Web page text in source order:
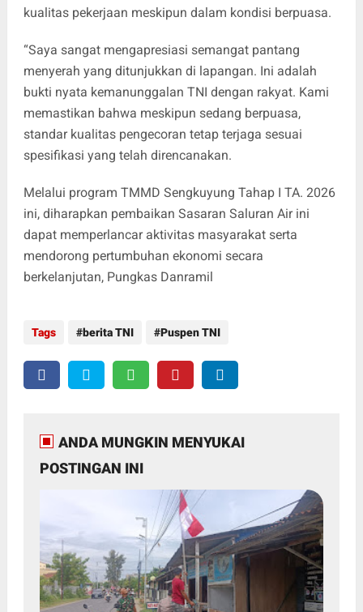
kualitas pekerjaan meskipun dalam kondisi berpuasa.
“Saya sangat mengapresiasi semangat pantang
menyerah yang ditunjukkan di lapangan. Ini adalah
bukti nyata kemanunggalan TNI dengan rakyat. Kami
memastikan bahwa meskipun sedang berpuasa,
standar kualitas pengecoran tetap terjaga sesuai
spesifikasi yang telah direncanakan.
Melalui program TMMD Sengkuyung Tahap I TA. 2026
ini, diharapkan pembaikan Sasaran Saluran Air ini
dapat memperlancar aktivitas masyarakat serta
mendorong pertumbuhan ekonomi secara
berkelanjutan, Pungkas Danramil
Tags berita TNI Puspen TNI
ANDA MUNGKIN MENYUKAI
POSTINGAN INI